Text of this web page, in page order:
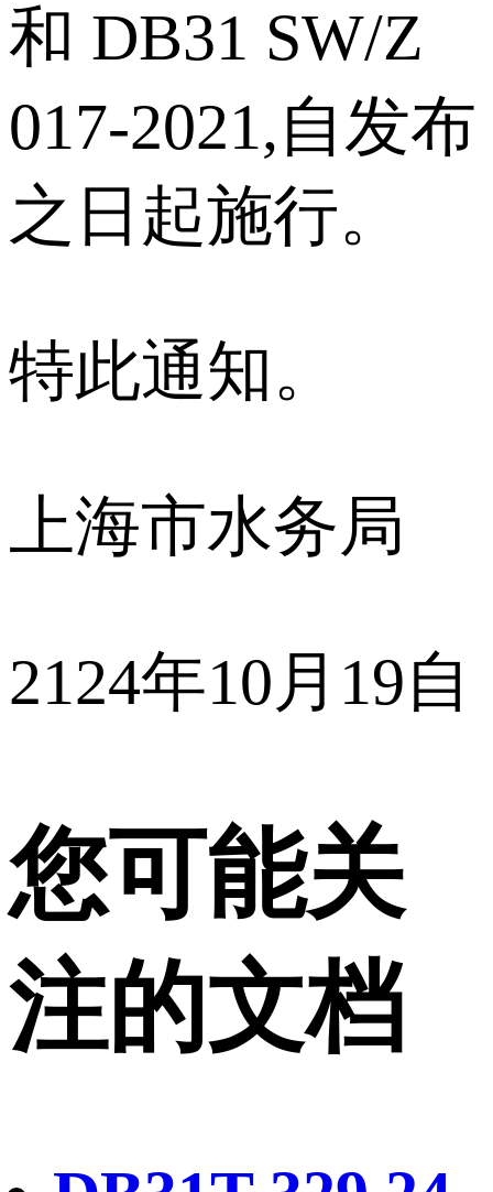
和 DB31 SW/Z
017-2021,自发布
之日起施行。
特此通知。
上海市水务局
2124年10月19自
您可能关
注的文档